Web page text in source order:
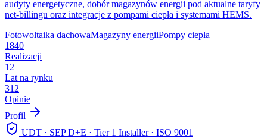
audyty energetyczne, dobór magazynów energii pod aktualne taryfy
net-billingu oraz integracje z pompami ciepła i systemami HEMS.
Fotowoltaika dachowaMagazyny energiiPompy ciepła
1840
Realizacji
12
Lat na rynku
312
Opinie
Profil
UDT · SEP D+E · Tier 1 Installer · ISO 9001